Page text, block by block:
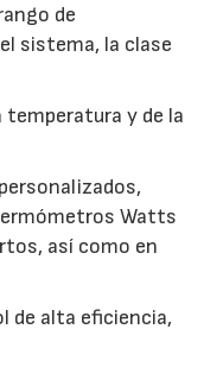
de
sistema, la clase
y de la
Watts
así como en
de alta eficiencia,